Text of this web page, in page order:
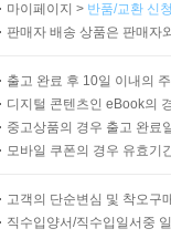
들에게 영감을 주
티노의 만남.” 그
트북 『그랜드 부
찬찬히 구경할 수
레시피를 참고해볼
마이페이지 > 반품/교환 신
판매자 배송 상품은 판매자
출고 완료 후 10일 이내의
디지털 콘텐츠인 eBook의
중고상품의 경우 출고 완료
모바일 쿠폰의 경우 유효기
고객의 단순변심 및 착오구
직수입양서/직수입일서중